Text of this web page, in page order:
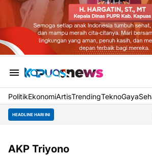
PolitikEkonomiArtisTrendingTeknoGaya
HEADLINE HARI INI Kualitas Udara
AKP Triyono